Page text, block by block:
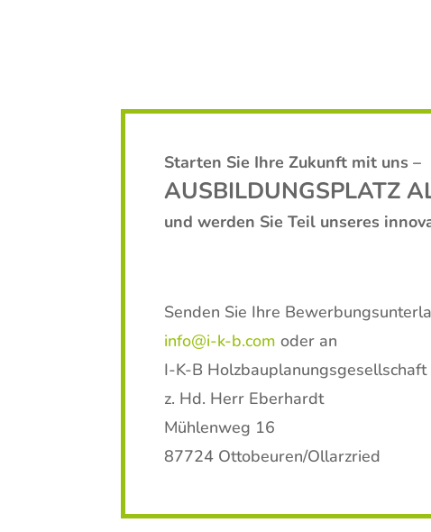
Starten Sie Ihre Zukunft mit uns –
AUSBILDUNGSPLATZ
und werden Sie Teil unseres
Senden Sie Ihre
info@i-k-b.com oder an
I-K-B
z. Hd. Herr Eberhardt
Mühlenweg 16
87724 Ottobeuren/Ollarzried